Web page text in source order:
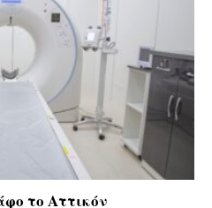
το Αττικόν